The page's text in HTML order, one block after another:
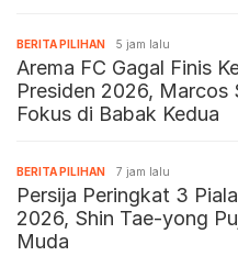
BERITA PILIHAN 5 jam lalu
Arema FC Gagal Finis
Presiden 2026, Marcos
Fokus di Babak Kedua
BERITA PILIHAN 7 jam lalu
Persija Peringkat 3
2026, Shin Tae-yong
Muda